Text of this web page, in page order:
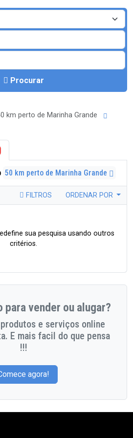
Procurar
km perto de Marinha Grande
50 km perto de Marinha Grande
FILTROS ORDENAR POR
sua pesquisa usando outros
critérios.
para vender ou alugar?
e serviços online
E mais facil do que pensa
!!!
agora!